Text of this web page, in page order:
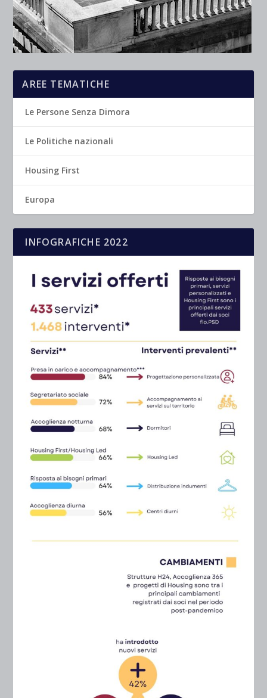
AREE TEMATICHE
Le Persone Senza Dimora
Le Politiche nazionali
Housing First
Europa
INFOGRAFICHE 2022